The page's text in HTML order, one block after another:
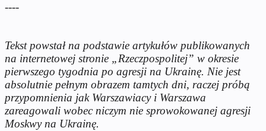
----
Tekst powstał na podstawie artykułów publikowanych
na internetowej stronie „Rzeczpospolitej” w okresie
pierwszego tygodnia po agresji na Ukrainę. Nie jest
absolutnie pełnym obrazem tamtych dni, raczej próbą
przypomnienia jak Warszawiacy i Warszawa
zareagowali wobec niczym nie sprowokowanej agresji
Moskwy na Ukrainę.